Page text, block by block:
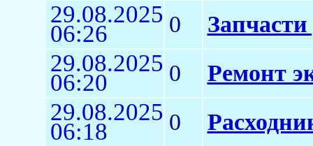
29.08.2025
06:26 0
29.08.2025
06:20 0 Ремонт
29.08.2025
06:18 0